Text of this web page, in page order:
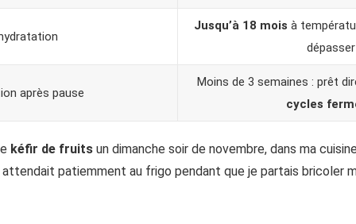
Jusqu’à 18 mois à
dépasser
après pause
Moins de 3 semaines : prêt
cycles
kéfir de fruits un dimanche soir de novembre, dans ma
patiemment au frigo pendant que je partais bricoler